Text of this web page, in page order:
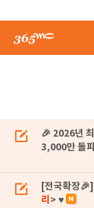
🎉 2026년
3,000만 돌
[전국확장
리 > ♥